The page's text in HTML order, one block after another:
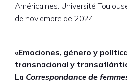
Américaines. Université
de noviembre de 2024
«Emociones, género y
transnacional y
La Correspondance de